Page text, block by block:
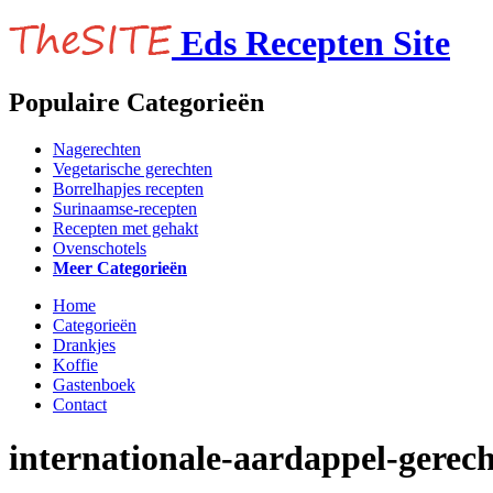
Eds Recepten Site
Populaire Categorieën
Nagerechten
Vegetarische gerechten
Borrelhapjes recepten
Surinaamse-recepten
Recepten met gehakt
Ovenschotels
Meer Categorieën
Home
Categorieën
Drankjes
Koffie
Gastenboek
Contact
internationale-aardappel-